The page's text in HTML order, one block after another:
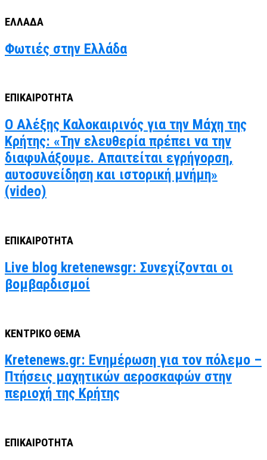
ΕΛΛΑΔΑ
Φωτιές στην Ελλάδα
ΕΠΙΚΑΙΡΟΤΗΤΑ
Ο Αλέξης Καλοκαιρινός για την Μάχη της
Κρήτης: «Την ελευθερία πρέπει να την
διαφυλάξουμε. Απαιτείται εγρήγορση,
αυτοσυνείδηση και ιστορική μνήμη»
(video)
ΕΠΙΚΑΙΡΟΤΗΤΑ
Live blog kretenewsgr: Συνεχίζονται οι
βομβαρδισμοί
ΚΕΝΤΡΙΚΟ ΘΕΜΑ
Kretenews.gr: Ενημέρωση για τον πόλεμο –
Πτήσεις μαχητικών αεροσκαφών στην
περιοχή της Κρήτης
ΕΠΙΚΑΙΡΟΤΗΤΑ